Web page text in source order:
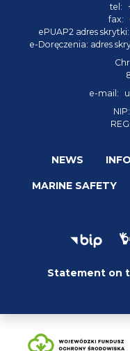
tel:
fax:
ePUAP2 adres skrytki:
e-Doręczenia: adres
e-mail:
NIP:
NEWS
MARINE SAFETY
Statement on